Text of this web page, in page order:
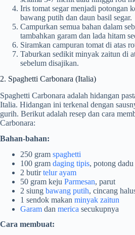
Iris tomat segar menjadi potongan
bawang putih dan daun basil segar.
Campurkan semua bahan dalam
tambahkan garam dan lada hitam
Siramkan campuran tomat di atas
Taburkan sedikit minyak zaitun di
sebelum disajikan.
2. Spaghetti Carbonara (Italia)
Spaghetti Carbonara adalah hidangan
Italia. Hidangan ini terkenal dengan
gurih. Berikut adalah resep dan cara
Carbonara:
Bahan-bahan:
250 gram spaghetti
100 gram daging tipis, potong
2 butirtelur ayam
50 gram keju Parmesan, parut
2 siung bawang putih, cincang
1 sendok makan minyak zaitun
Garam dan merica secukupnya
Cara membuat: